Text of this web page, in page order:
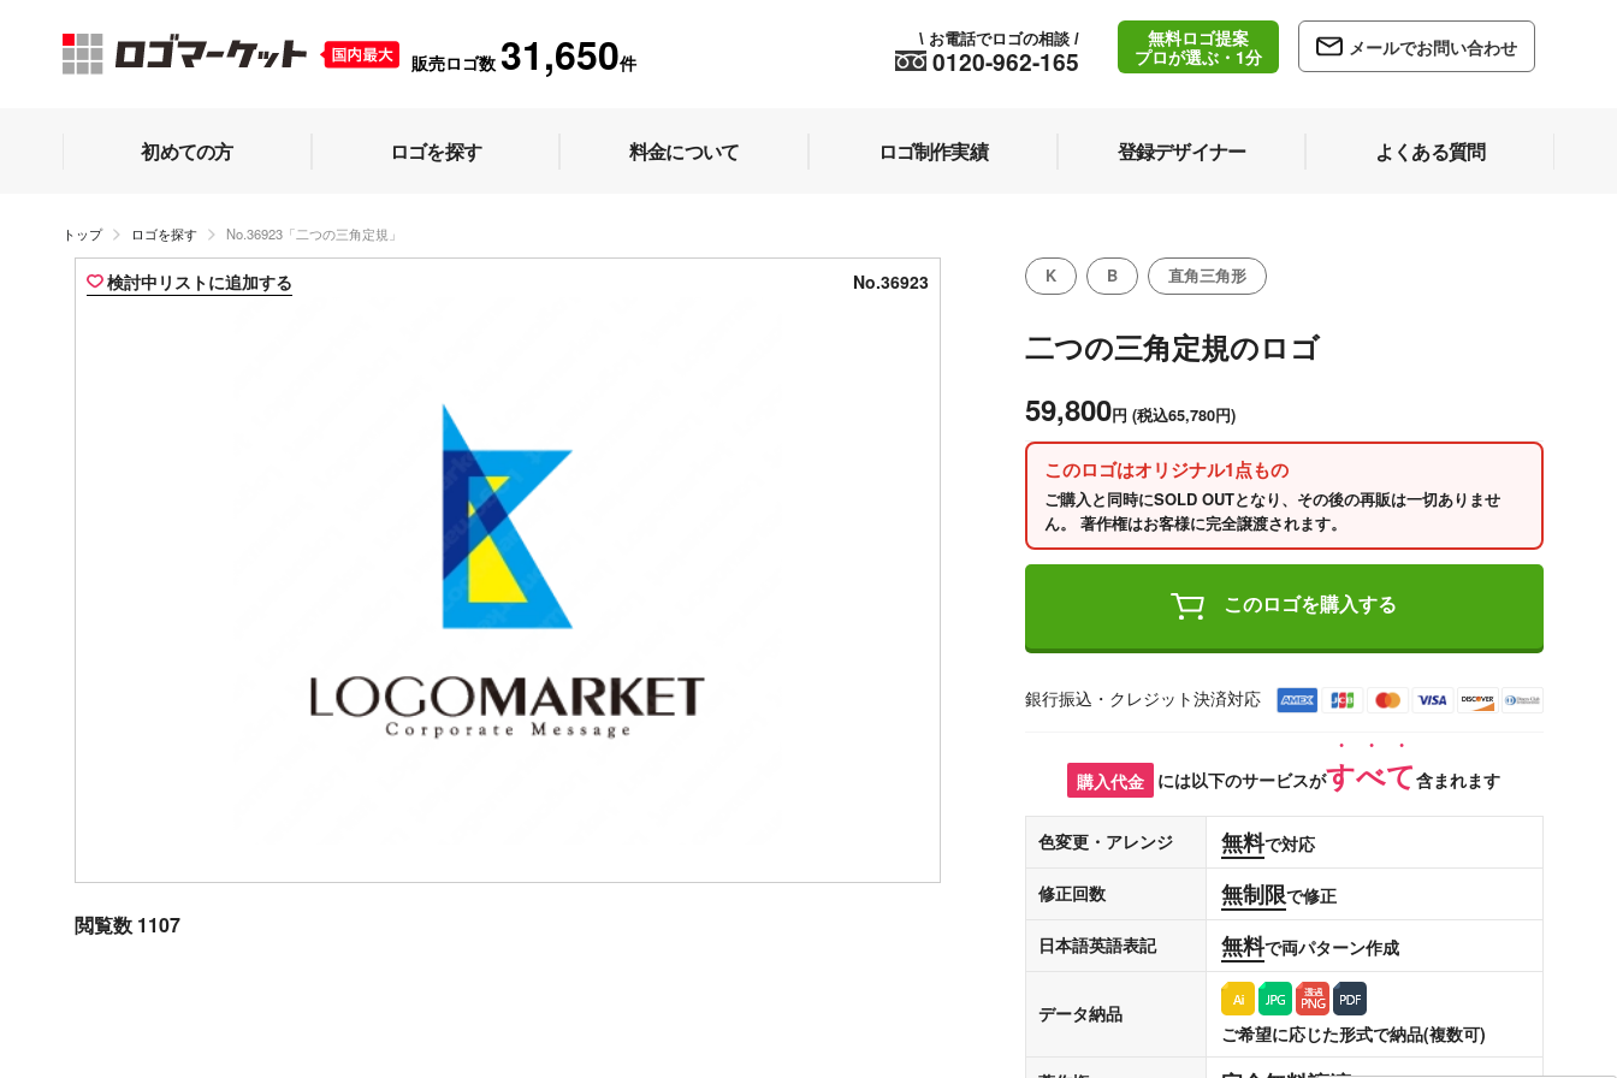
販売ロゴ数 31,650件 0120-962-165
\ お電話でロゴの相談 /
無料ロゴ提案
プロが選ぶ・1分
メールでお問い合わせ
初めての方 ロゴを探す 料金について ロゴ制作実績 登録デザイナー よくある質問
トップ ロゴを探す No.36923「二つの三角定規」
検討中リストに追加する No.36923
閲覧数 1107
K B 直角三角形
二つの三角定規のロゴ
59,800円 (税込65,780円)
このロゴはオリジナル1点もの
ご購入と同時にSOLD OUTとなり、その後の再販は一切ありませ
ん。 著作権はお客様に完全譲渡されます。
このロゴを購入する
銀行振込・クレジット決済対応
購入代金 には以下のサービスがすべて含まれます
色変更・アレンジ 無料で対応
修正回数 無制限で修正
日本語英語表記 無料で両パターン作成
データ納品
ご希望に応じた形式で納品(複数可)